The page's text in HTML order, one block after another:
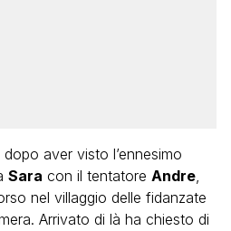
aver visto l’ennesimo
Sara con il tentatore Andre,
nel villaggio delle fidanzate
Arrivato di là ha chiesto di